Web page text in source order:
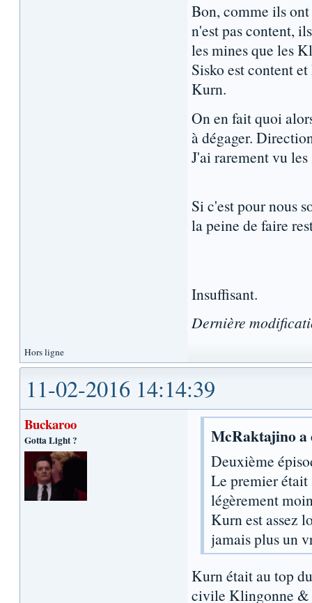
Bon, comme ils
n'est pas content,
les mines que les
Sisko est content
Kurn.
On en fait quoi
à dégager.
J'ai rarement vu
Si c'est pour nous
la peine de faire
Insuffisant.
Dernière
Hors ligne
11-02-2016 14:14:39
Buckaroo
Gotta Light ? McRaktajino
Deuxième
Le premier était
légèrement
Kurn est assez
jamais plus un
Kurn était au top
civile Klingonne &